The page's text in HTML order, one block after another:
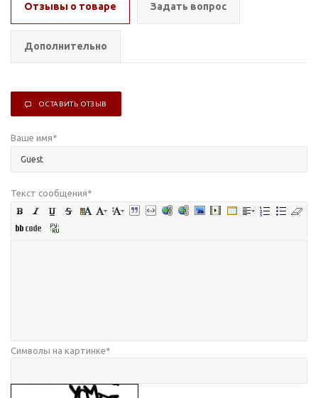
Отзывы о товаре Задать вопрос
Дополнительно
ОСТАВИТЬ ОТЗЫВ
Ваше имя*
Текст сообщения*
Символы на картинке*